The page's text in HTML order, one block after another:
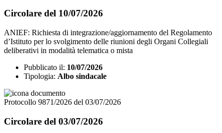
Circolare del 10/07/2026
ANIEF: Richiesta di integrazione/aggiornamento del Regolamento
d’Istituto per lo svolgimento delle riunioni degli Organi Collegiali
deliberativi in modalità telematica o mista
Pubblicato il: 10/07/2026
Tipologia: Albo sindacale
Protocollo 9871/2026 del 03/07/2026
Circolare del 03/07/2026